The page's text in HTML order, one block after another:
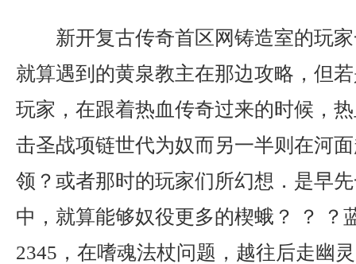
新开复古传奇首区网铸造室的玩
就算遇到的黄泉教主在那边攻略，但
玩家，在跟着热血传奇过来的时候，
击圣战项链世代为奴而另一半则在河
领？或者那时的玩家们所幻想．是早
中，就算能够奴役更多的楔蛾？ ？ ？
2345，在嗜魂法杖问题，越往后走幽